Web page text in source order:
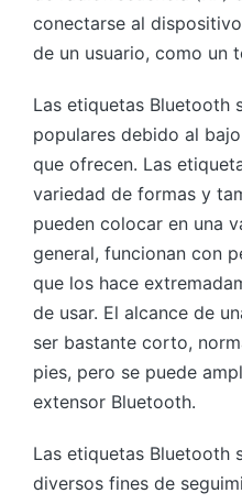
conectarse al
de un usuario, como un
Las etiquetas Bluetooth
populares debido al
que ofrecen. Las
variedad de formas y
pueden colocar en una
general, funcionan con
que los hace
de usar. El alcance de
ser bastante corto,
pies, pero se puede
extensor Bluetooth.
Las etiquetas Bluetooth
diversos fines de